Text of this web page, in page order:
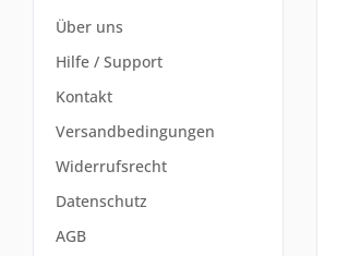
Über uns
Hilfe / Support
Kontakt
Versandbedingungen
Widerrufsrecht
Datenschutz
AGB